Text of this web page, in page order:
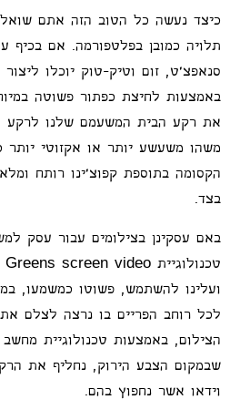
כיצד נעשה כל הטוב הזה אתם
תלויה כמובן בפלטפורמה. אם בכיף
סנאפצ'ט, זום וטיק-טוק יוכלו ליצור
באמצעות לחיצת כפתור פשוטה
את רקע הבית המשעמם שלנו לרקע
משהו משעשע יותר או אקזוטי יותר
הקסומה בתוספת קפוצ'ינו רותח
בצד.
באם עסקינן בצילומים עבור עסק
ועלינו להשתמש, פשוטו כמשמעו,
לכל רוחב הפריים בו נרצה לצלם
הצילום, באמצעות טכנולוגיית
שבמקום הצבע הירוק, נחליף את
וידאו אשר נחפוץ בהם.